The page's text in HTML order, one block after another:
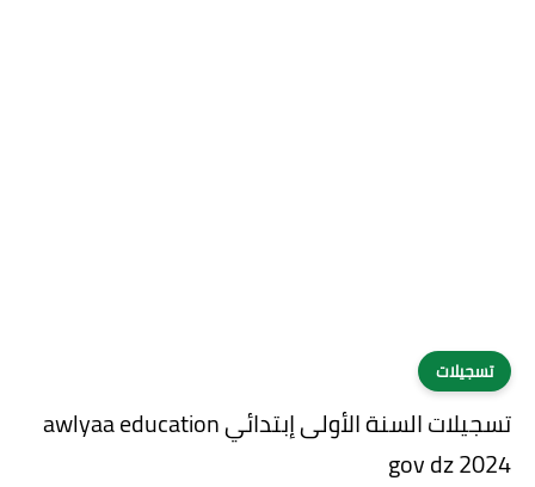
تسجيلات
تسجيلات السنة الأولى إبتدائي awlyaa education
gov dz 2024